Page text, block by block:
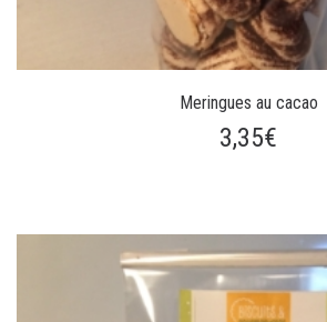
Meringues au cacao
3,35€